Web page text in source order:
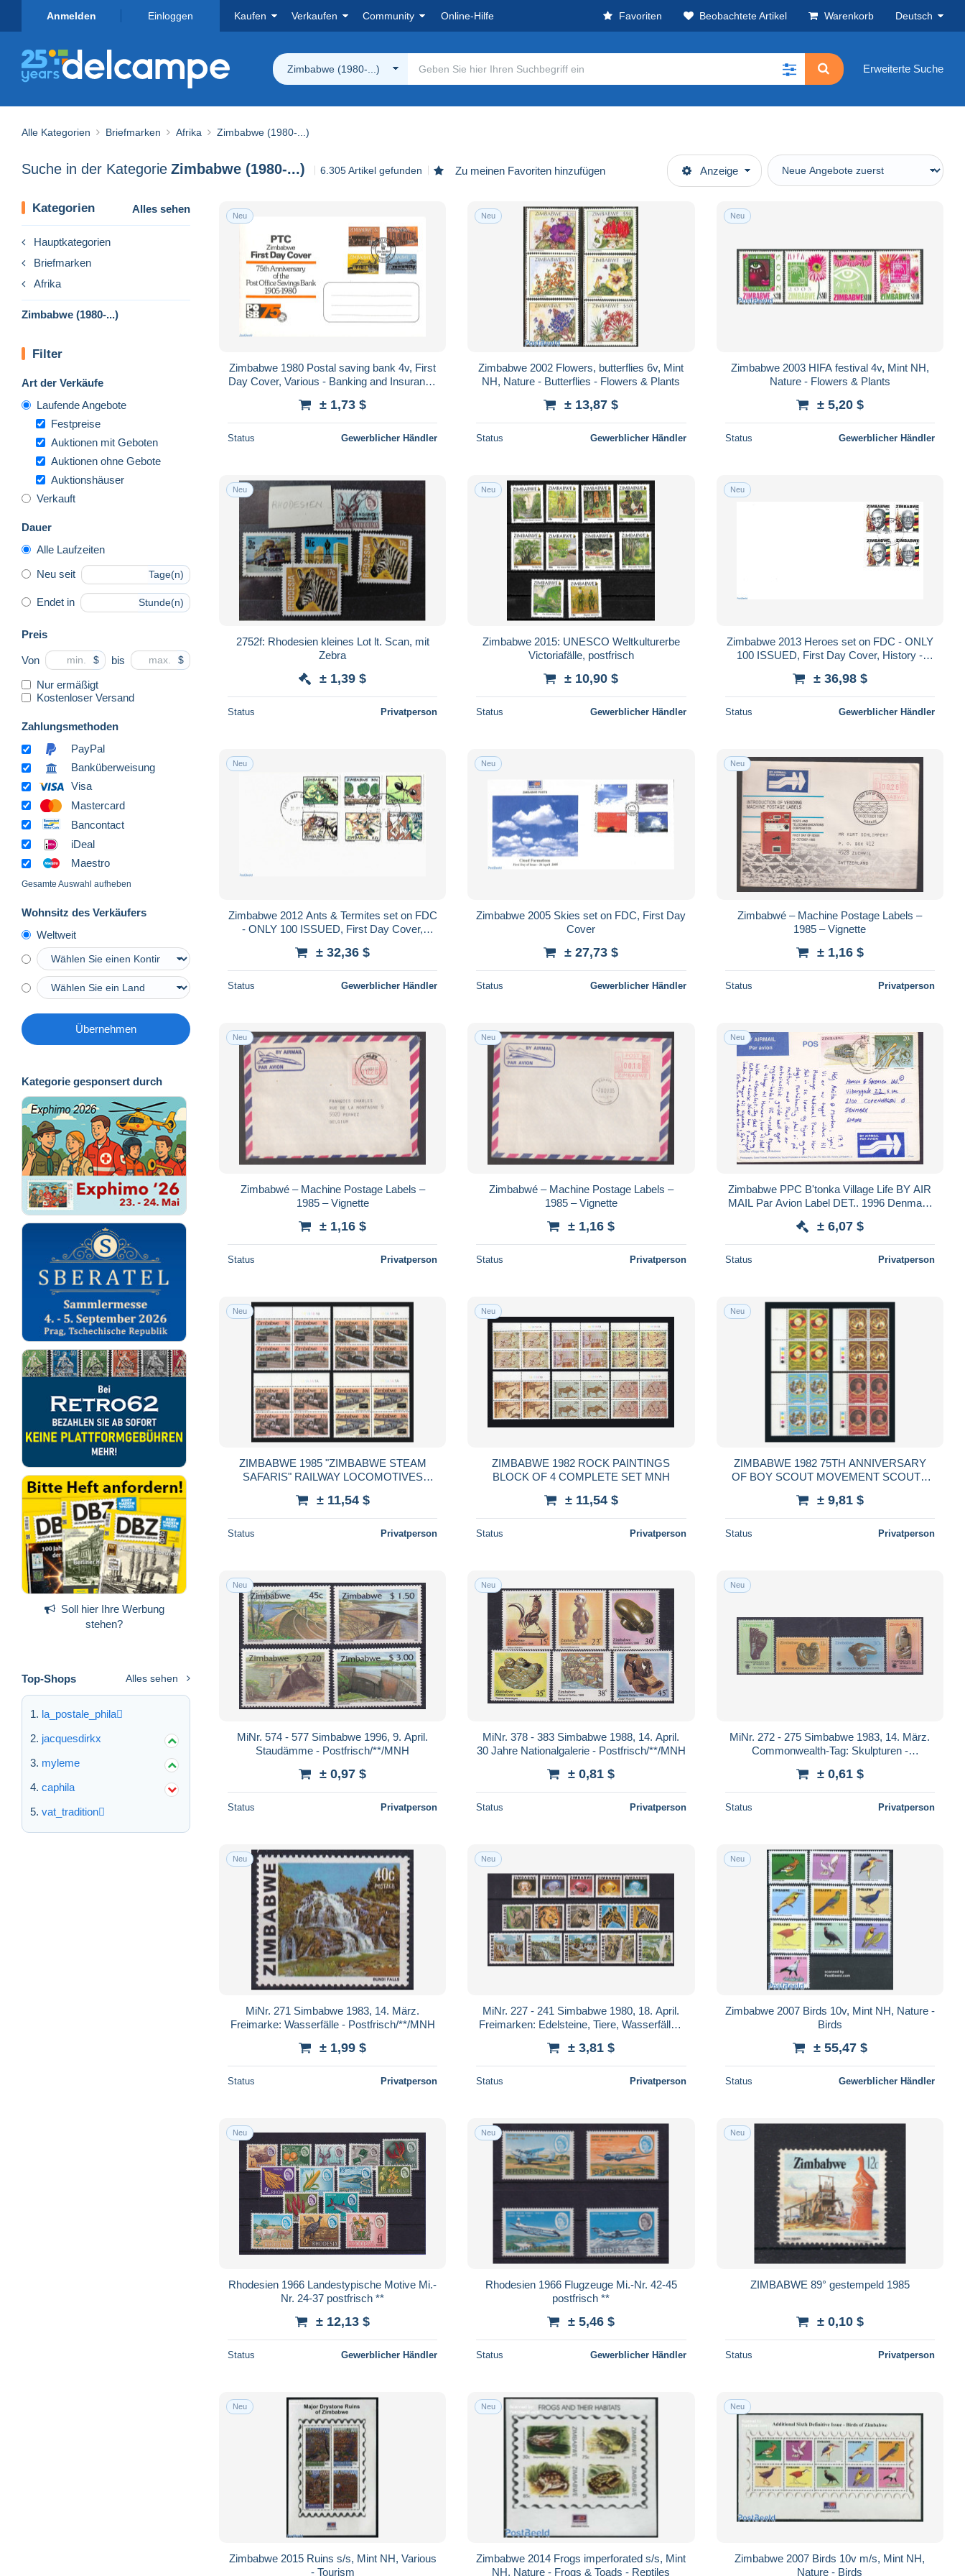
Anmelden Einloggen Kaufen Verkaufen Community Online-Hilfe Favoriten Beobachtete Artikel Warenkorb Deutsch
Zimbabwe (1980-...) Erweiterte Suche
Alle Kategorien Briefmarken Afrika Zimbabwe (1980-...)
Suche in der Kategorie Zimbabwe (1980-...) 6.305 Artikel gefunden Zu meinen Favoriten hinzufügen Anzeige
Kategorien Alles sehen
Hauptkategorien
Briefmarken
Afrika
Zimbabwe (1980-...)
Filter
Art der Verkäufe
Laufende Angebote
Festpreise
Auktionen mit Geboten
Auktionen ohne Gebote
Auktionshäuser
Verkauft
Dauer
Alle Laufzeiten
Neu seit Tage(n)
Endet in Stunde(n)
Preis
Von $ bis $
Nur ermäßigt
Kostenloser Versand
Zahlungsmethoden
PayPal
Banküberweisung
Visa
Mastercard
Bancontact
iDeal
Maestro
Gesamte Auswahl aufheben
Wohnsitz des Verkäufers
Weltweit
Übernehmen
Kategorie gesponsert durch
Soll hier Ihre Werbung
stehen?
Top-Shops Alles sehen
la_postale_phila
jacquesdirkx
myleme
caphila
vat_tradition
Neu
Zimbabwe 1980 Postal saving bank 4v, First
Day Cover, Various - Banking and Insurance
± 1,73 $
Status Gewerblicher Händler
Neu
Zimbabwe 2002 Flowers, butterflies 6v, Mint
NH, Nature - Butterflies - Flowers & Plants
± 13,87 $
Status Gewerblicher Händler
Neu
Zimbabwe 2003 HIFA festival 4v, Mint NH,
Nature - Flowers & Plants
± 5,20 $
Status Gewerblicher Händler
Neu
2752f: Rhodesien kleines Lot lt. Scan, mit
Zebra
± 1,39 $
Status Privatperson
Neu
Zimbabwe 2015: UNESCO Weltkulturerbe
Victoriafälle, postfrisch
± 10,90 $
Status Gewerblicher Händler
Neu
Zimbabwe 2013 Heroes set on FDC - ONLY
100 ISSUED, First Day Cover, History -
± 36,98 $
Status Gewerblicher Händler
Neu
Zimbabwe 2012 Ants & Termites set on FDC
- ONLY 100 ISSUED, First Day Cover,
± 32,36 $
Status Gewerblicher Händler
Neu
Zimbabwe 2005 Skies set on FDC, First Day
Cover
± 27,73 $
Status Gewerblicher Händler
Neu
Zimbabwé – Machine Postage Labels –
1985 – Vignette
± 1,16 $
Status Privatperson
Neu
Zimbabwé – Machine Postage Labels –
1985 – Vignette
± 1,16 $
Status Privatperson
Neu
Zimbabwé – Machine Postage Labels –
1985 – Vignette
± 1,16 $
Status Privatperson
Neu
Zimbabwe PPC B'tonka Village Life BY AIR
MAIL Par Avion Label DET.. 1996 Denmark
± 6,07 $
Status Privatperson
Neu
ZIMBABWE 1985 "ZIMBABWE STEAM
SAFARIS" RAILWAY LOCOMOTIVES
MNH
± 11,54 $
Status Privatperson
Neu
ZIMBABWE 1982 ROCK PAINTINGS
BLOCK OF 4 COMPLETE SET MNH
± 11,54 $
Status Privatperson
Neu
ZIMBABWE 1982 75TH ANNIVERSARY
OF BOY SCOUT MOVEMENT SCOUTS
± 9,81 $
Status Privatperson
Neu
MiNr. 574 - 577 Simbabwe 1996, 9. April.
Staudämme - Postfrisch/**/MNH
± 0,97 $
Status Privatperson
Neu
MiNr. 378 - 383 Simbabwe 1988, 14. April.
30 Jahre Nationalgalerie - Postfrisch/**/MNH
± 0,81 $
Status Privatperson
Neu
MiNr. 272 - 275 Simbabwe 1983, 14. März.
Commonwealth-Tag: Skulpturen -
± 0,61 $
Status Privatperson
Neu
MiNr. 271 Simbabwe 1983, 14. März.
Freimarke: Wasserfälle - Postfrisch/**/MNH
± 1,99 $
Status Privatperson
Neu
MiNr. 227 - 241 Simbabwe 1980, 18. April.
Freimarken: Edelsteine, Tiere, Wasserfälle -
± 3,81 $
Status Privatperson
Neu
Zimbabwe 2007 Birds 10v, Mint NH, Nature -
Birds
± 55,47 $
Status Gewerblicher Händler
Neu
Rhodesien 1966 Landestypische Motive Mi.-
Nr. 24-37 postfrisch **
± 12,13 $
Status Gewerblicher Händler
Neu
Rhodesien 1966 Flugzeuge Mi.-Nr. 42-45
postfrisch **
± 5,46 $
Status Gewerblicher Händler
Neu
ZIMBABWE 89° gestempeld 1985
± 0,10 $
Status Privatperson
Neu
Zimbabwe 2015 Ruins s/s, Mint NH, Various
- Tourism
Neu
Zimbabwe 2014 Frogs imperforated s/s, Mint
NH, Nature - Frogs & Toads - Reptiles
Neu
Zimbabwe 2007 Birds 10v m/s, Mint NH,
Nature - Birds